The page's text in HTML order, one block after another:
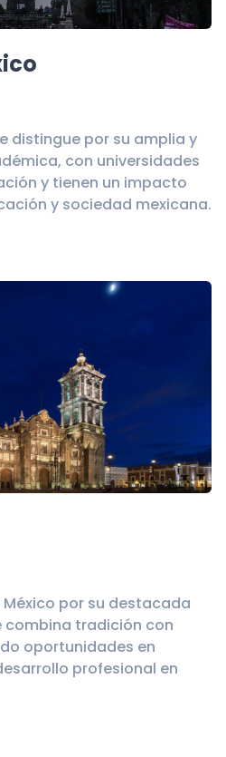
distingue por su amplia y
con universidades
y tienen un impacto
y sociedad mexicana.
por su destacada
tradición con
oportunidades en
profesional en